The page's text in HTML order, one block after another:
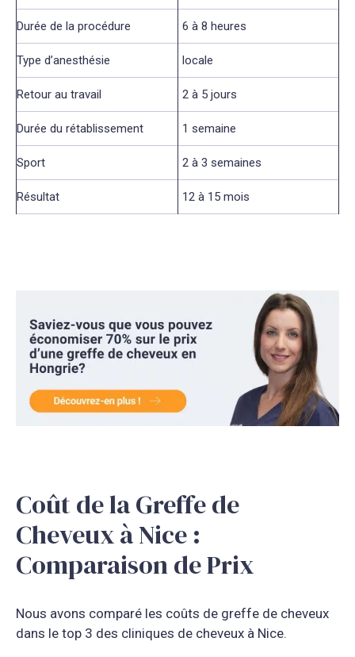
Durée de la procédure 6 à 8 heures
Type d’anesthésie locale
Retour au travail 2 à 5 jours
Durée du rétablissement 1 semaine
Sport 2 à 3 semaines
Résultat 12 à 15 mois
Coût de la Greffe de
Cheveux à Nice :
Comparaison de Prix
Nous avons comparé les coûts de greffe de cheveux
dans le top 3 des cliniques de cheveux à Nice.